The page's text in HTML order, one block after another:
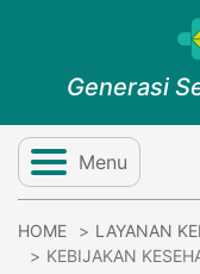
Generasi
Menu
HOME
LAYANAN
KEBIJAKAN